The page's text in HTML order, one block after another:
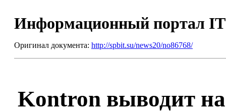
Информационный портал
Оригинал документа: http://spbit.su/news20/no86768/
Kontron выводит